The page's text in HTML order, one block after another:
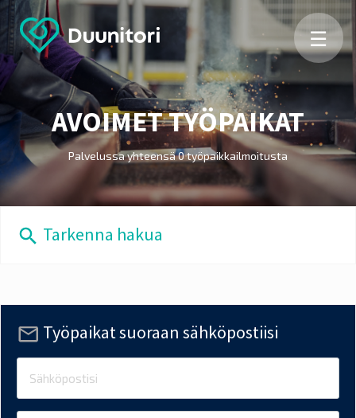
☰
AVOIMET TYÖPAIKAT
Palvelussa yhteensä 0 työpaikkailmoitusta
Tarkenna hakua
Työpaikat suoraan sähköpostiisi